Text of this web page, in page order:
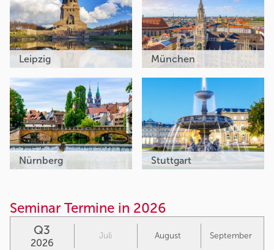
Leipzig München
Nürnberg Stuttgart
Seminar Termine in 2026
Q3
2026
Juli August September